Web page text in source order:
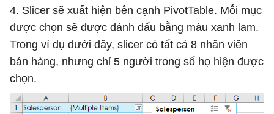
4. Slicer sẽ xuất hiện bên cạnh PivotTable. Mỗi mục
được chọn sẽ được đánh dấu bằng màu xanh lam.
Trong ví dụ dưới đây, slicer có tất cả 8 nhân viên
bán hàng, nhưng chỉ 5 người trong số họ hiện được
chọn.